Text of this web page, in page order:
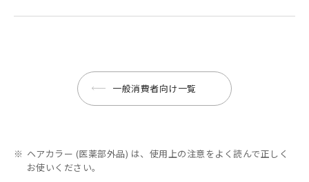
一般消費者向け一覧
※ ヘアカラー (医薬部外品) は、使用上の注意をよく読んで正しく
お使いください。